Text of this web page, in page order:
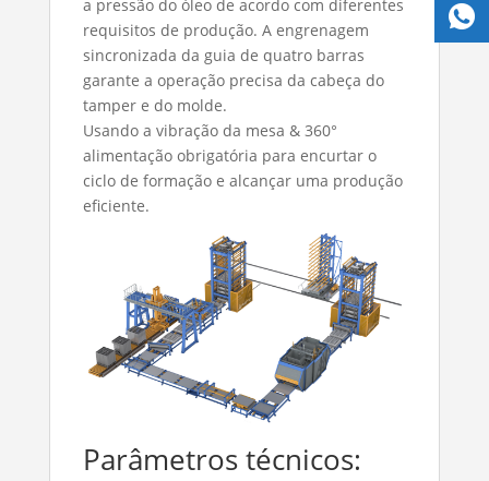
a pressão do óleo de acordo com diferentes
requisitos de produção. A engrenagem
sincronizada da guia de quatro barras
garante a operação precisa da cabeça do
tamper e do molde.
Usando a vibração da mesa & 360°
alimentação obrigatória para encurtar o
ciclo de formação e alcançar uma produção
eficiente.
Parâmetros técnicos: